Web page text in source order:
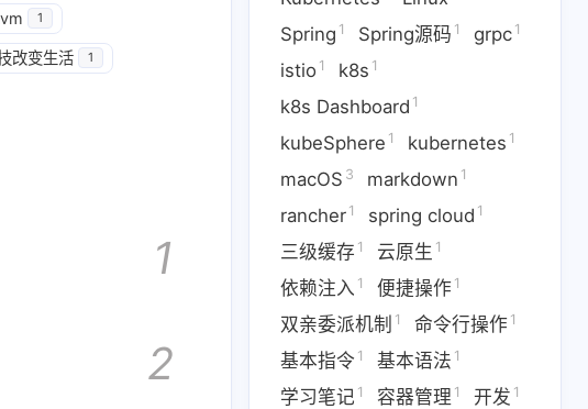
Kubernetes1
markdown
便捷操作1
基本语法
1
改变生活 1
1
2
Spring 1 Spring源码 1 grpc 1
istio 1 k8s 1
k8s Dashboard 1
kubeSphere 1 kubernetes 1
macOS 3 markdown 1
rancher 1 spring cloud 1
三级缓存 1 云原生 1
依赖注入 1 便捷操作 1
双亲委派机制 1 命令行操作 1
基本指令 1 基本语法 1
学习笔记 1 容器管理 1 开发 1